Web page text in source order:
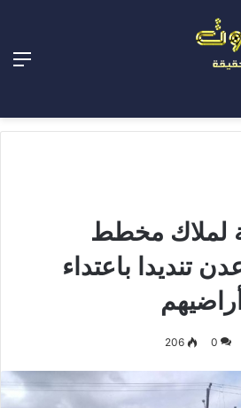
لملاك مخطط
تنديدا باعتداء
0
206